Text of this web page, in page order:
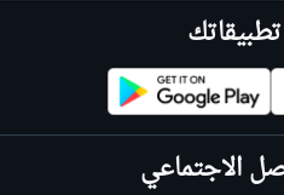
الاجتماعي